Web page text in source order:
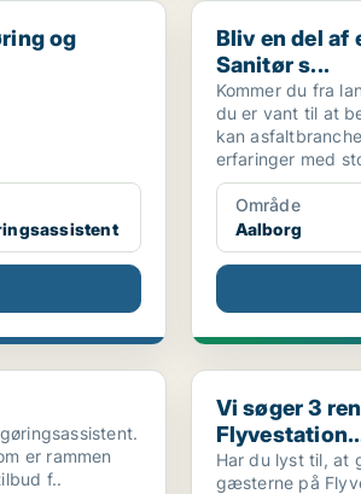
og
Bliv en del af et
Bliv en del
Sanitør s...
Kommer du fra
du er vant til at
kan
erfaringer med
Område
Aalborg
er rammen
f..
Vi søger 3
Vi søger 3
Har du lyst til, at
gæsterne på